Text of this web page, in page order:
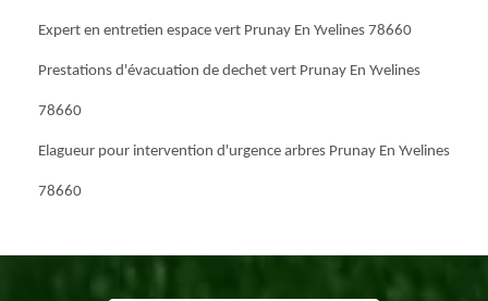
Expert en entretien espace vert Prunay En Yvelines 78660
Prestations d'évacuation de dechet vert Prunay En Yvelines
78660
Elagueur pour intervention d'urgence arbres Prunay En Yvelines
78660